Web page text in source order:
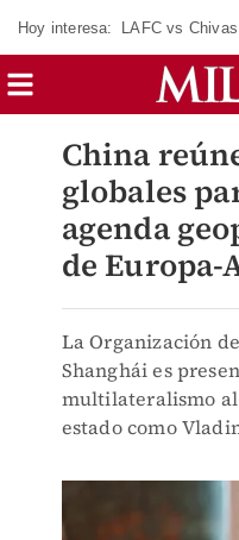
Hoy interesa: LAFC vs Chivas
China
globales
agenda
de Europa-
La Organización
Shanghái es
multilateralismo
estado como